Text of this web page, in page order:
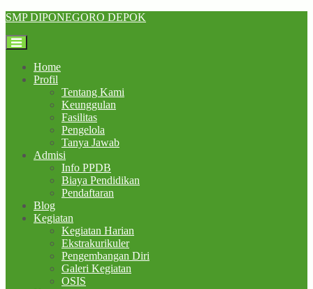
Skip
content
SMP DIPONEGORO DEPOK
Home
Profil
Tentang Kami
Keunggulan
Fasilitas
Pengelola
Tanya Jawab
Admisi
Info PPDB
Biaya Pendidikan
Pendaftaran
Blog
Kegiatan
Kegiatan Harian
Ekstrakurikuler
Pengembangan Diri
Galeri Kegiatan
OSIS